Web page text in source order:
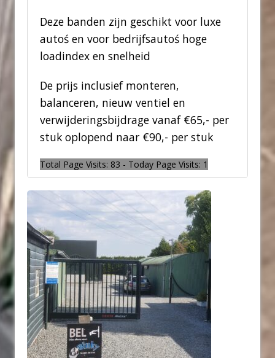
Deze banden zijn geschikt voor luxe
autoś en voor bedrijfsautoś hoge
loadindex en snelheid
De prijs inclusief monteren,
balanceren, nieuw ventiel en
verwijderingsbijdrage vanaf €65,- per
stuk oplopend naar €90,- per stuk
Total Page Visits: 83 - Today Page Visits: 1